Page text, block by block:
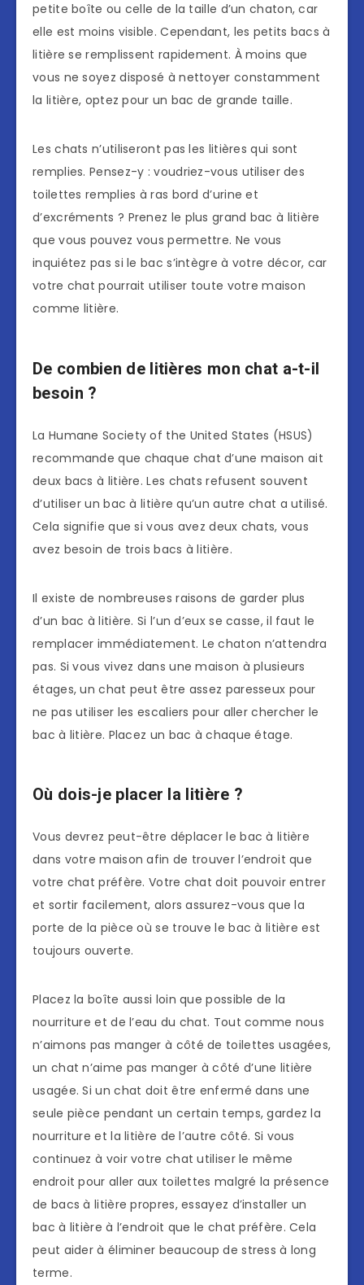
petite boîte ou celle de la taille d’un chaton, car
elle est moins visible. Cependant, les petits bacs à
litière se remplissent rapidement. À moins que
vous ne soyez disposé à nettoyer constamment
la litière, optez pour un bac de grande taille.
Les chats n’utiliseront pas les litières qui sont
remplies. Pensez-y : voudriez-vous utiliser des
toilettes remplies à ras bord d’urine et
d’excréments ? Prenez le plus grand bac à litière
que vous pouvez vous permettre. Ne vous
inquiétez pas si le bac s’intègre à votre décor, car
votre chat pourrait utiliser toute votre maison
comme litière.
De combien de litières mon chat a-t-il
besoin ?
La Humane Society of the United States (HSUS)
recommande que chaque chat d’une maison ait
deux bacs à litière. Les chats refusent souvent
d’utiliser un bac à litière qu’un autre chat a utilisé.
Cela signifie que si vous avez deux chats, vous
avez besoin de trois bacs à litière.
Il existe de nombreuses raisons de garder plus
d’un bac à litière. Si l’un d’eux se casse, il faut le
remplacer immédiatement. Le chaton n’attendra
pas. Si vous vivez dans une maison à plusieurs
étages, un chat peut être assez paresseux pour
ne pas utiliser les escaliers pour aller chercher le
bac à litière. Placez un bac à chaque étage.
Où dois-je placer la litière ?
Vous devrez peut-être déplacer le bac à litière
dans votre maison afin de trouver l’endroit que
votre chat préfère. Votre chat doit pouvoir entrer
et sortir facilement, alors assurez-vous que la
porte de la pièce où se trouve le bac à litière est
toujours ouverte.
Placez la boîte aussi loin que possible de la
nourriture et de l’eau du chat. Tout comme nous
n’aimons pas manger à côté de toilettes usagées,
un chat n’aime pas manger à côté d’une litière
usagée. Si un chat doit être enfermé dans une
seule pièce pendant un certain temps, gardez la
nourriture et la litière de l’autre côté. Si vous
continuez à voir votre chat utiliser le même
endroit pour aller aux toilettes malgré la présence
de bacs à litière propres, essayez d’installer un
bac à litière à l’endroit que le chat préfère. Cela
peut aider à éliminer beaucoup de stress à long
terme.